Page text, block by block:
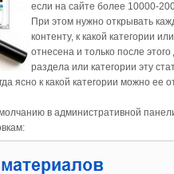
если на сайте более 10000-
При этом нужно открывать
контенту, к какой категории
отнесена и только после
раздела или категории эту
ясно к какой категории можно ее
в административной